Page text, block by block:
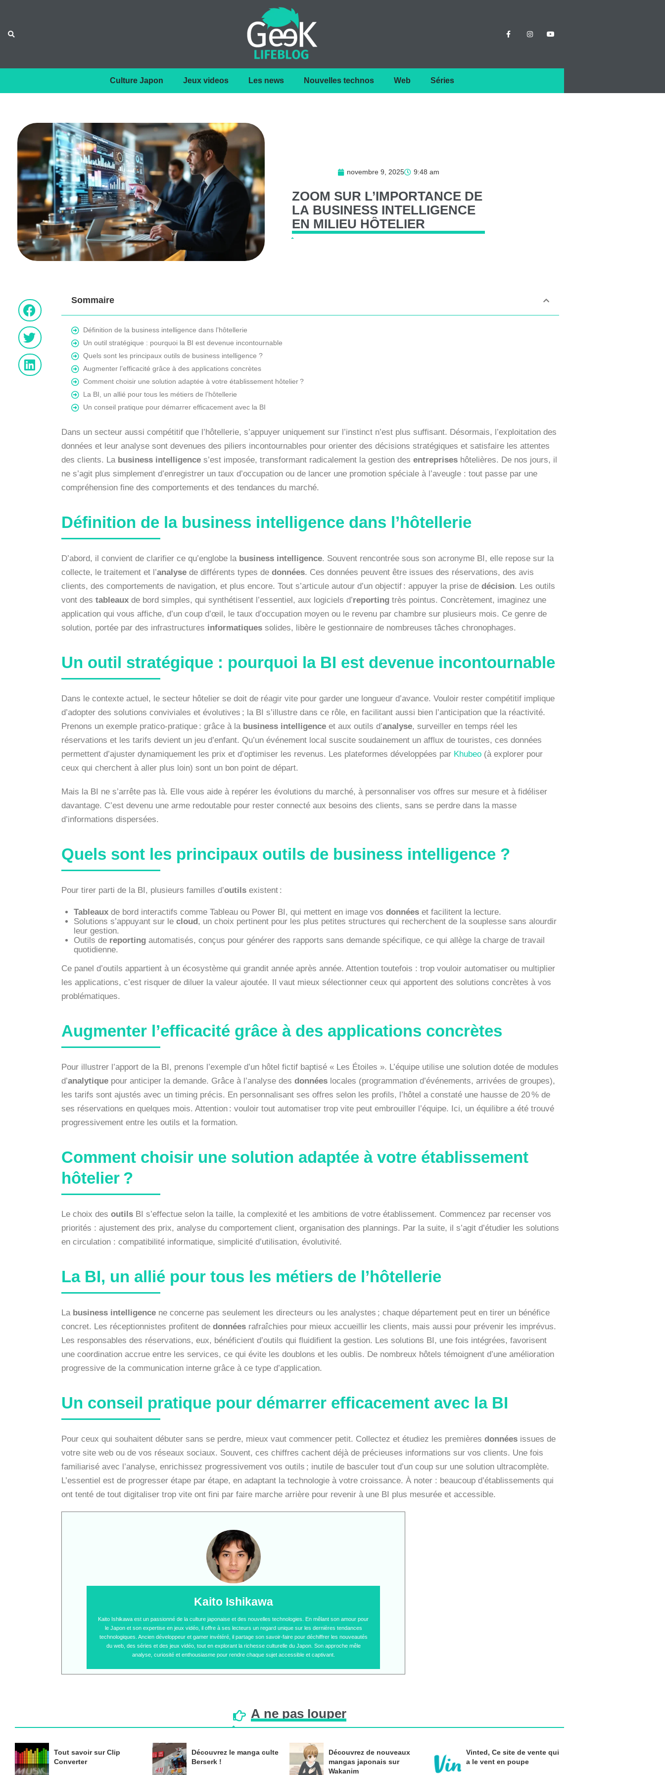
Culture Japon Jeux videos Les news Nouvelles technos Web Séries
novembre 9, 2025 9:48 am
ZOOM SUR L’IMPORTANCE DE
LA BUSINESS INTELLIGENCE
EN MILIEU HÔTELIER
Sommaire
Définition de la business intelligence dans l’hôtellerie
Un outil stratégique : pourquoi la BI est devenue incontournable
Quels sont les principaux outils de business intelligence ?
Augmenter l’efficacité grâce à des applications concrètes
Comment choisir une solution adaptée à votre établissement hôtelier ?
La BI, un allié pour tous les métiers de l’hôtellerie
Un conseil pratique pour démarrer efficacement avec la BI
Dans un secteur aussi compétitif que l’hôtellerie, s’appuyer uniquement sur l’instinct n’est plus suffisant. Désormais, l’exploitation des
données et leur analyse sont devenues des piliers incontournables pour orienter des décisions stratégiques et satisfaire les attentes
des clients. La business intelligence s’est imposée, transformant radicalement la gestion des entreprises hôtelières. De nos jours, il
ne s’agit plus simplement d’enregistrer un taux d’occupation ou de lancer une promotion spéciale à l’aveugle : tout passe par une
compréhension fine des comportements et des tendances du marché.
Définition de la business intelligence dans l’hôtellerie
D’abord, il convient de clarifier ce qu’englobe la business intelligence. Souvent rencontrée sous son acronyme BI, elle repose sur la
collecte, le traitement et l’analyse de différents types de données. Ces données peuvent être issues des réservations, des avis
clients, des comportements de navigation, et plus encore. Tout s’articule autour d’un objectif : appuyer la prise de décision. Les outils
vont des tableaux de bord simples, qui synthétisent l’essentiel, aux logiciels d’reporting très pointus. Concrètement, imaginez une
application qui vous affiche, d’un coup d’œil, le taux d’occupation moyen ou le revenu par chambre sur plusieurs mois. Ce genre de
solution, portée par des infrastructures informatiques solides, libère le gestionnaire de nombreuses tâches chronophages.
Un outil stratégique : pourquoi la BI est devenue incontournable
Dans le contexte actuel, le secteur hôtelier se doit de réagir vite pour garder une longueur d’avance. Vouloir rester compétitif implique
d’adopter des solutions conviviales et évolutives ; la BI s’illustre dans ce rôle, en facilitant aussi bien l’anticipation que la réactivité.
Prenons un exemple pratico-pratique : grâce à la business intelligence et aux outils d’analyse, surveiller en temps réel les
réservations et les tarifs devient un jeu d’enfant. Qu’un événement local suscite soudainement un afflux de touristes, ces données
permettent d’ajuster dynamiquement les prix et d’optimiser les revenus. Les plateformes développées par Khubeo (à explorer pour
ceux qui cherchent à aller plus loin) sont un bon point de départ.
Mais la BI ne s’arrête pas là. Elle vous aide à repérer les évolutions du marché, à personnaliser vos offres sur mesure et à fidéliser
davantage. C’est devenu une arme redoutable pour rester connecté aux besoins des clients, sans se perdre dans la masse
d’informations dispersées.
Quels sont les principaux outils de business intelligence ?
Pour tirer parti de la BI, plusieurs familles d’outils existent :
Tableaux de bord interactifs comme Tableau ou Power BI, qui mettent en image vos données et facilitent la lecture.
Solutions s’appuyant sur le cloud , un choix pertinent pour les plus petites structures qui recherchent de la souplesse sans alourdir
leur gestion.
Outils de reporting automatisés, conçus pour générer des rapports sans demande spécifique, ce qui allège la charge de travail
quotidienne.
Ce panel d’outils appartient à un écosystème qui grandit année après année. Attention toutefois : trop vouloir automatiser ou multiplier
les applications, c’est risquer de diluer la valeur ajoutée. Il vaut mieux sélectionner ceux qui apportent des solutions concrètes à vos
problématiques.
Augmenter l’efficacité grâce à des applications concrètes
Pour illustrer l’apport de la BI, prenons l’exemple d’un hôtel fictif baptisé « Les Étoiles ». L’équipe utilise une solution dotée de modules
d’analytique pour anticiper la demande. Grâce à l’analyse des données locales (programmation d’événements, arrivées de groupes),
les tarifs sont ajustés avec un timing précis. En personnalisant ses offres selon les profils, l’hôtel a constaté une hausse de 20 % de
ses réservations en quelques mois. Attention : vouloir tout automatiser trop vite peut embrouiller l’équipe. Ici, un équilibre a été trouvé
progressivement entre les outils et la formation.
Comment choisir une solution adaptée à votre établissement
hôtelier ?
Le choix des outils BI s’effectue selon la taille, la complexité et les ambitions de votre établissement. Commencez par recenser vos
priorités : ajustement des prix, analyse du comportement client, organisation des plannings. Par la suite, il s’agit d’étudier les solutions
en circulation : compatibilité informatique, simplicité d’utilisation, évolutivité.
La BI, un allié pour tous les métiers de l’hôtellerie
La business intelligence ne concerne pas seulement les directeurs ou les analystes ; chaque département peut en tirer un bénéfice
concret. Les réceptionnistes profitent de données rafraîchies pour mieux accueillir les clients, mais aussi pour prévenir les imprévus.
Les responsables des réservations, eux, bénéficient d’outils qui fluidifient la gestion. Les solutions BI, une fois intégrées, favorisent
une coordination accrue entre les services, ce qui évite les doublons et les oublis. De nombreux hôtels témoignent d’une amélioration
progressive de la communication interne grâce à ce type d’application.
Un conseil pratique pour démarrer efficacement avec la BI
Pour ceux qui souhaitent débuter sans se perdre, mieux vaut commencer petit. Collectez et étudiez les premières données issues de
votre site web ou de vos réseaux sociaux. Souvent, ces chiffres cachent déjà de précieuses informations sur vos clients. Une fois
familiarisé avec l’analyse, enrichissez progressivement vos outils ; inutile de basculer tout d’un coup sur une solution ultracomplète.
L’essentiel est de progresser étape par étape, en adaptant la technologie à votre croissance. À noter : beaucoup d’établissements qui
ont tenté de tout digitaliser trop vite ont fini par faire marche arrière pour revenir à une BI plus mesurée et accessible.
Kaito Ishikawa est un passionné de la culture japonaise et des nouvelles technologies. En mêlant son amour pour
le Japon et son expertise en jeux vidéo, il offre à ses lecteurs un regard unique sur les dernières tendances
technologiques. Ancien développeur et gamer invétéré, il partage son savoir-faire pour déchiffrer les nouveautés
du web, des séries et des jeux vidéo, tout en explorant la richesse culturelle du Japon. Son approche mêle
analyse, curiosité et enthousiasme pour rendre chaque sujet accessible et captivant.
Kaito Ishikawa
À ne pas louper
Tout savoir sur Clip
Converter
Découvrez le manga culte
Berserk !
Découvrez de nouveaux
mangas japonais sur
Wakanim
Vinted, Ce site de vente qui
a le vent en poupe